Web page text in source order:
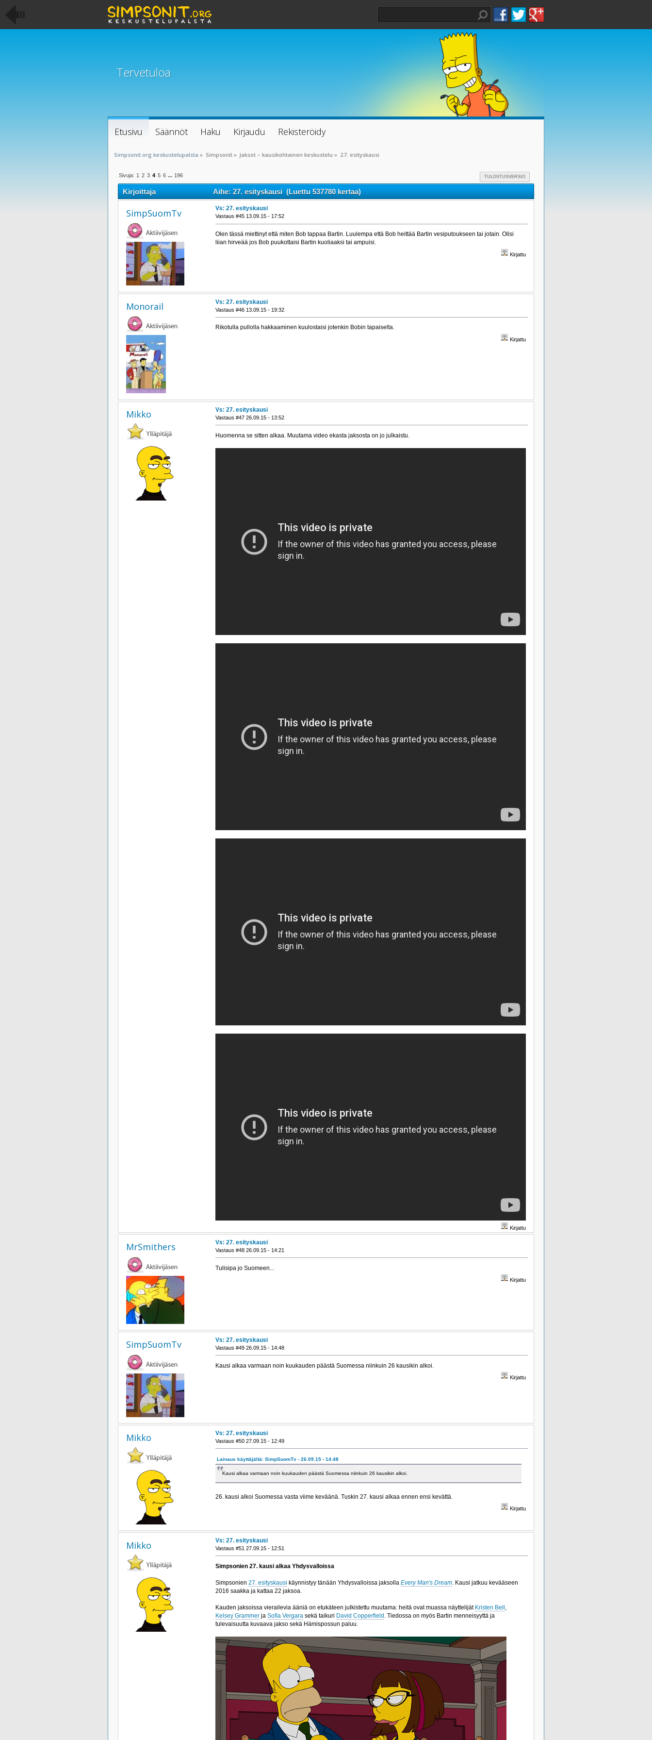
Tervetuloa
Etusivu Säännöt Haku Kirjaudu Rekisteröidy
Simpsonit.org keskustelupalsta » Simpsonit» Jaksot – kausikohtainen keskustelu » 27. esityskausi
TULOSTUSVERSIO
Sivuja: 1 2 3 4 5 6 ... 196
Kirjoittaja Aihe: 27. esityskausi (Luettu 537780 kertaa)
SimpSuomTv Vs: 27. esityskausi
Vastaus #45 13.09.15 - 17:52
Olen tässä miettinyt että miten Bob tappaa Bartin. Luulempa että Bob heittää Bartin vesiputoukseen tai jotain. Olisi
liian hirveää jos Bob puukottaisi Bartin kuoliaaksi tai ampuisi.
Kirjattu
Monorail Vs: 27. esityskausi
Vastaus #46 13.09.15 - 19:32
Rikotulla pullolla hakkaaminen kuulostaisi jotenkin Bobin tapaiselta.
Kirjattu
Mikko Vs: 27. esityskausi
Vastaus #47 26.09.15 - 13:52
Huomenna se sitten alkaa. Muutama video ekasta jaksosta on jo julkaistu.
Kirjattu
MrSmithers Vs: 27. esityskausi
Vastaus #48 26.09.15 - 14:21
Tulisipa jo Suomeen...
Kirjattu
SimpSuomTv Vs: 27. esityskausi
Vastaus #49 26.09.15 - 14:48
Kausi alkaa varmaan noin kuukauden päästä Suomessa niinkuin 26 kausikin alkoi.
Kirjattu
Mikko Vs: 27. esityskausi
Vastaus #50 27.09.15 - 12:49
Lainaus käyttäjältä: SimpSuomTv - 26.09.15 - 14:48
Kausi alkaa varmaan noin kuukauden päästä Suomessa niinkuin 26 kausikin alkoi.
26. kausi alkoi Suomessa vasta viime keväänä. Tuskin 27. kausi alkaa ennen ensi kevättä.
Kirjattu
Mikko Vs: 27. esityskausi
Vastaus #51 27.09.15 - 12:51
Simpsonien 27. kausi alkaa Yhdysvalloissa
Simpsonien 27. esityskausi käynnistyy tänään Yhdysvalloissa jaksolla Every Man's Dream. Kausi jatkuu kevääseen
2016 saakka ja kattaa 22 jaksoa.
Kauden jaksoissa vierailevia ääniä on etukäteen julkistettu muutama: heitä ovat muassa näyttelijät Kristen Bell,
Kelsey Grammerja Sofía Vergarasekä taikuri David Copperfield. Tiedossa on myös Bartin menneisyyttä ja
tulevaisuutta kuvaava jakso sekä Hämispossun paluu.